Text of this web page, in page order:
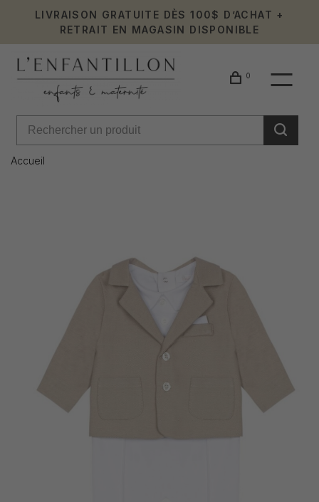
LIVRAISON GRATUITE DÈS 100$ D’ACHAT +
RETRAIT EN MAGASIN DISPONIBLE
0
Accueil